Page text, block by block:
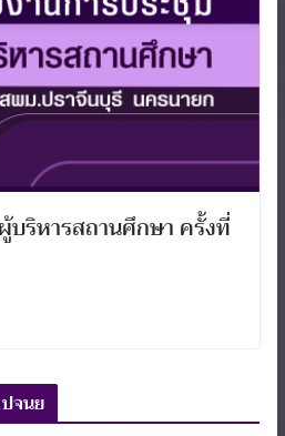
บริหารสถานศึกษา ครั้งที่
จนย